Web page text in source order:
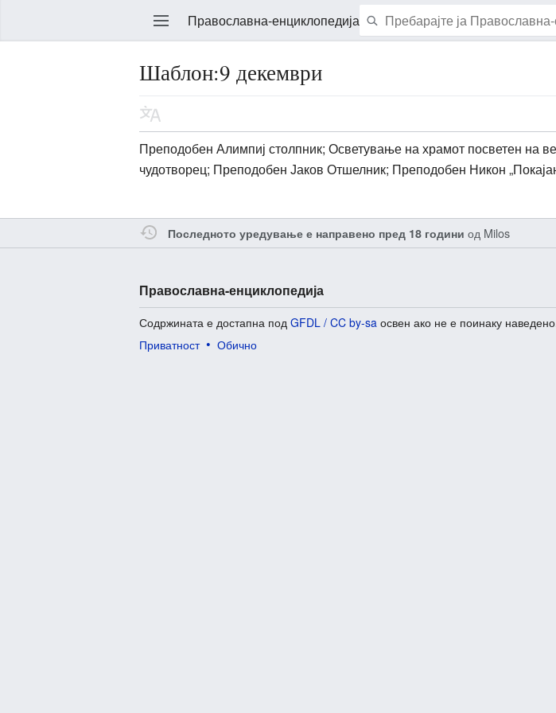
Православна-енциклопедија
Уреди
Шаблон:9 декември
Преподобен Алимпиј столпник; Осветување на храмот посветен на
чудотворец; Преподобен Јаков Отшелник; Преподобен Никон
Последното уредување е направено пред 18 години од Milos
Православна-енциклопедија
Содржината е достапна подGFDL / CC by-sa освен ако не е поинаку
Приватност
Обично